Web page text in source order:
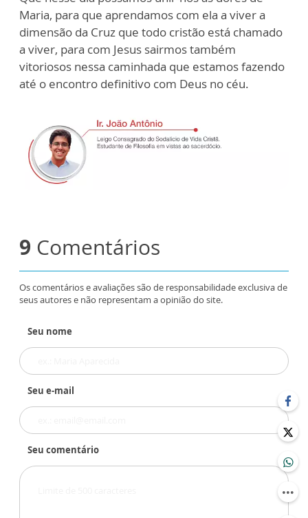
Maria, para que aprendamos com ela a viver a
dimensão da Cruz que todo cristão está chamado
a viver, para com Jesus sairmos também
vitoriosos nessa caminhada que estamos fazendo
até o encontro definitivo com Deus no céu.
9 Comentários
Os comentários e avaliações são de responsabilidade exclusiva de
seus autores e não representam a opinião do site.
Seu nome
Seu e-mail
Seu comentário